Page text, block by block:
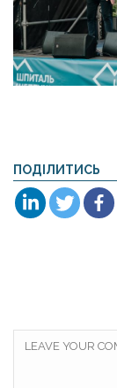
ПОДІЛИТИСЬ